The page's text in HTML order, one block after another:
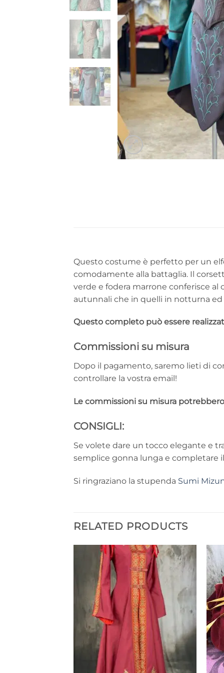
Questo costume è perfetto per un
comodamente alla battaglia. Il
verde e fodera marrone conferisce
autunnali che in quelli in notturna ed
Questo completo può essere
Commissioni su misura
Dopo il pagamento, saremo lieti di
controllare la vostra email!
Le commissioni su misura
CONSIGLI:
Se volete dare un tocco elegante e
semplice gonna lunga e completare
Si ringraziano la stupenda Sumi
RELATED PRODUCTS